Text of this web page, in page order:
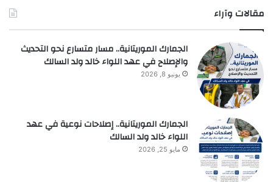
مقالات وآراء
الجمارك الموريتانية.. مسار متسارع نحو التحديث
والإصلاح في عهد اللواء خالد ولد السالك
يونيو 8, 2026
الجمارك الموريتانية.. إصلاحات نوعية في عهد
اللواء خالد ولد السالك
مايو 25, 2026